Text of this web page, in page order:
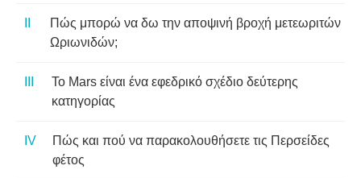
Πώς μπορώ να δω την αποψινή βροχή μετεωριτών
Ωριωνιδών;
Το Mars είναι ένα εφεδρικό σχέδιο δεύτερης
κατηγορίας
Πώς και πού να παρακολουθήσετε τις Περσείδες
φέτος